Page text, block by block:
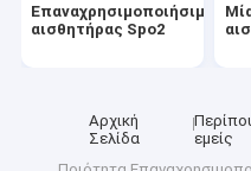
Επαναχρησιμοποιήσιμος
αισθητήρας Spo2
Αρχική
Σελίδα
εμείς